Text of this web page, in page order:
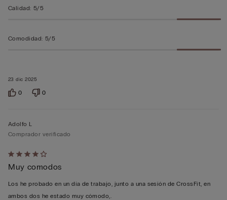
23 dic 2025
Calidad: 5/5
Comodidad: 5/5
0 0
Calificación
de
4
sobre
Adolfo L
Comprador verificado
Muy comodos
Los he probado en un día de trabajo, junto a una sesión de CrossFit, en
ambos dos he estado muy cómodo,.